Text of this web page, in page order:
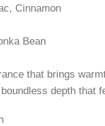
Cinnamon
Bean
that brings
depth